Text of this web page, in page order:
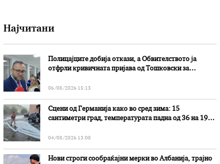
Најчитани
Полицајците добија откази, а Обвителството ја
отфрли кривичната пријава од Тошковски за
06/08/2026 15:13
Сцени од Германија како во сред зима: 15
сантиметри град, температурата падна од 36 на 19
04/08/2026 13:08
Нови строги сообраќајни мерки во Aлбанија, трајно